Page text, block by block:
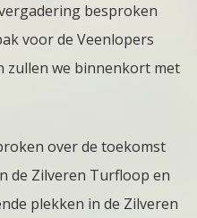
besproken
voor de Veenlopers
zullen we binnenkort met
over de toekomst
de Zilveren Turfloop en
plekken in de Zilveren